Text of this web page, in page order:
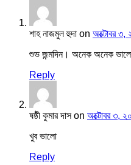
শাহ নাজমুল হুদা on অক্টোবর ৩,
শুভ জন্মদিন। অনেক অনেক
Reply
ষষ্ঠী কুমার দাসon অক্টোবর ৩,
খুব ভালো
Reply